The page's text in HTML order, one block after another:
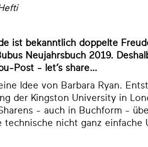
ist bekanntlich doppelte
Neujahrsbuch 2019.
Post - let’s share…
Idee von Barbara Ryan.
der Kingston University in
- auch in Buchform -
technische nicht ganz einfache